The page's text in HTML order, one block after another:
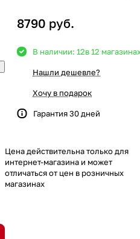
8790 руб.
В наличии: 12в 12
Нашли дешевле?
Хочу в подарок
Гарантия 30 дней
Цена действительна только для
интернет-магазина и может
отличаться от цен в розничных
магазинах